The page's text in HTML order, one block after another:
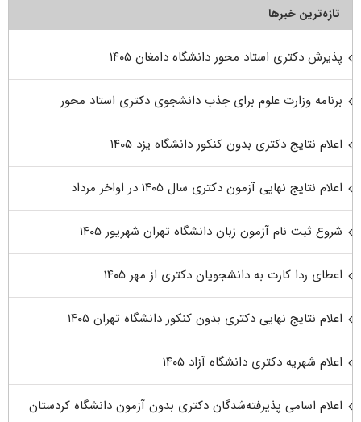
تازه‌ترین خبرها
پذیرش دکتری استاد محور دانشگاه دامغان ۱۴۰۵
برنامه وزارت علوم برای جذب دانشجوی دکتری استاد محور
اعلام نتایج دکتری بدون کنکور دانشگاه یزد ۱۴۰۵
اعلام نتایج نهایی آزمون دکتری سال ۱۴۰۵ در اواخر مرداد
شروع ثبت نام آزمون زبان دانشگاه تهران شهریور ۱۴۰۵
اعطای ردا کارت به دانشجویان دکتری از مهر ۱۴۰۵
اعلام نتایج نهایی دکتری بدون کنکور دانشگاه تهران ۱۴۰۵
اعلام شهریه دکتری دانشگاه آزاد ۱۴۰۵
اعلام اسامی پذیرفته‌شدگان دکتری بدون آزمون دانشگاه کردستان